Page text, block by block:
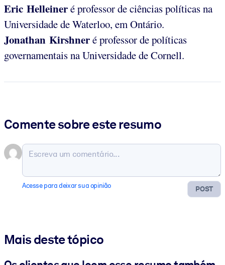
Eric Helleineré professor de ciências políticas na
Universidade de Waterloo, em Ontário.
Jonathan Kirshneré professor de políticas
governamentais na Universidade de Cornell.
Comente sobre este resumo
POST
Acesse para deixar sua opinião
Mais deste tópico